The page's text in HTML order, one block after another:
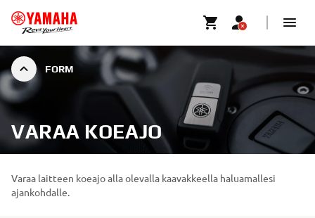
FORM
VARAA KOEAJO
Varaa laitteen koeajo alla olevalla kaavakkeella haluamallesi
ajankohdalle.